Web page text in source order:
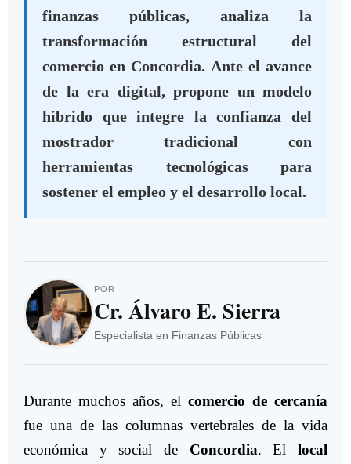
finanzas públicas, analiza la
transformación estructural del
comercio en Concordia. Ante el avance
de la era digital, propone un modelo
híbrido que integre la confianza del
mostrador tradicional con
herramientas tecnológicas para
sostener el empleo y el desarrollo local.
POR
Cr. Álvaro E. Sierra
Especialista en Finanzas Públicas
Durante muchos años, el comercio de cercanía
fue una de las columnas vertebrales de la vida
económica y social de Concordia. Ellocal